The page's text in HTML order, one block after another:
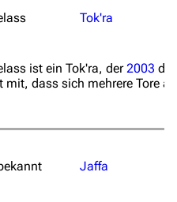
Tok'ra
ist ein Tok'ra, der2003
mit, dass sich mehrere Tore
Jaffa